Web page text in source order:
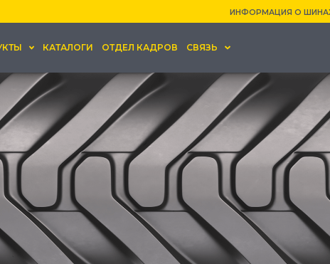
ИНФОРМАЦИЯ О
КАТАЛОГИ ОТДЕЛ КАДРОВ СВЯЗЬ